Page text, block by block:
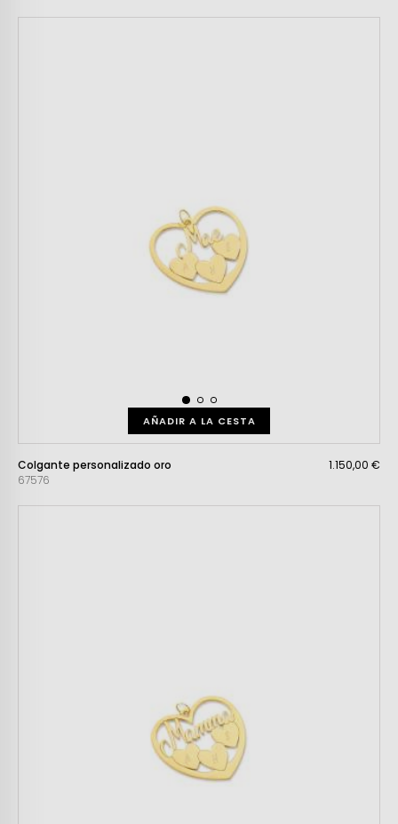
AÑADIR A LA CESTA
Colgante personalizado oro
67576
1.150,00 €